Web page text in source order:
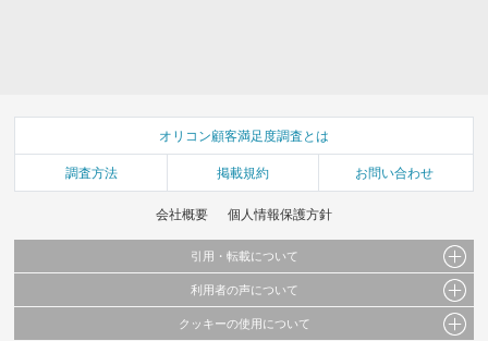
オリコン顧客満足度調査とは
調査方法 掲載規約 お問い合わせ
会社概要 個人情報保護方針
引用・転載について
当サイトで公開されている情報（文字、写真、イラスト、画像データ等）及びこれらの配
これらの情報を権利者の許可なく無断転載・複製などの二次利用を行うことは固く禁じて
利用者の声について
当サイトに掲載している内容はすべてサービスの利用者が提出された見解・感想です。
クッキーの使用について